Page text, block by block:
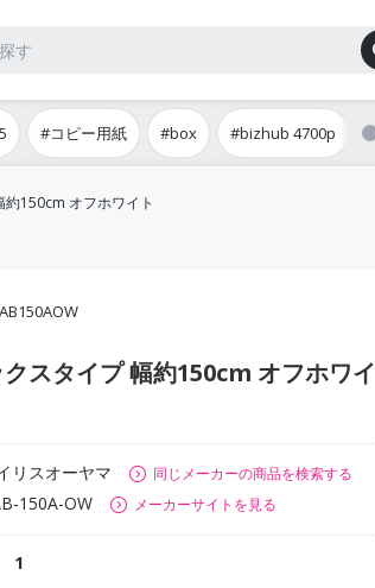
#コピー用紙 #box #bizhub 4700p
150cm オフホワイト
スタイプ 幅約150cm オフホワイ
リスオーヤマ 同じメーカーの商品を検索する
150A-OW メーカーサイトを見る
1